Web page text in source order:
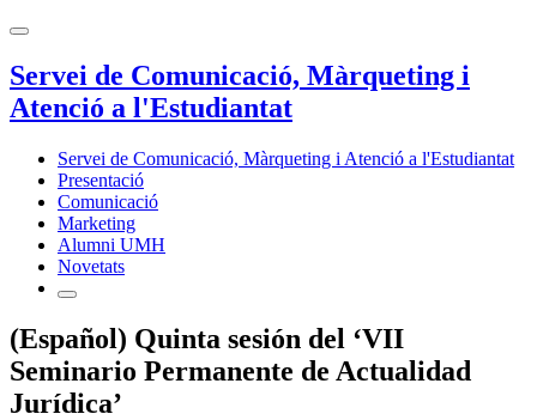
Servei de Comunicació, Màrqueting i
Atenció a l'Estudiantat
Servei de Comunicació, Màrqueting i Atenció a l'Estudiantat
Presentació
Comunicació
Marketing
Alumni UMH
Novetats
(Español) Quinta sesión del ‘VII
Seminario Permanente de Actualidad
Jurídica’